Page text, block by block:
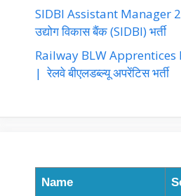
SIDBI Assistant Manager
उद्योग विकास बैंक (SIDBI) भर्ती
Railway BLW
| रेलवे बीएलडब्ल्यू अपरेंटिस भर्ती
Name